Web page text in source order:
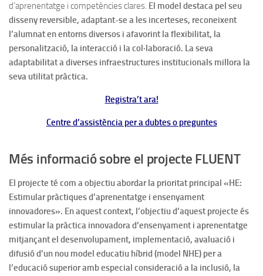
d’aprenentatge i competències clares. El model destaca pel seu
disseny reversible, adaptant-se a les incerteses, reconeixent
l’alumnat en entorns diversos i afavorint la flexibilitat, la
personalització, la interacció i la col·laboració. La seva
adaptabilitat a diverses infraestructures institucionals millora la
seva utilitat pràctica.
Registra’t ara!
Centre d’assistència per a dubtes o preguntes
Més informació sobre el projecte FLUENT
El projecte té com a objectiu abordar la prioritat principal «HE:
Estimular pràctiques d’aprenentatge i ensenyament
innovadores». En aquest context, l’objectiu d’aquest projecte és
estimular la pràctica innovadora d’ensenyament i aprenentatge
mitjançant el desenvolupament, implementació, avaluació i
difusió d’un nou model educatiu híbrid (model NHE) per a
l’educació superior amb especial consideració a la inclusió, la